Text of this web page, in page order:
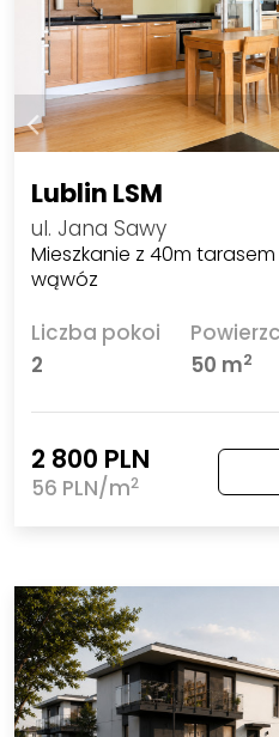
Lublin LSM
ul. Jana Sawy
Mieszkanie z 40m
wąwóz
Liczba pokoi
2
50 m2
2 800 PLN
56 PLN/m2